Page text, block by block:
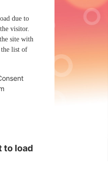
due to
visitor.
site with
the list of
to load